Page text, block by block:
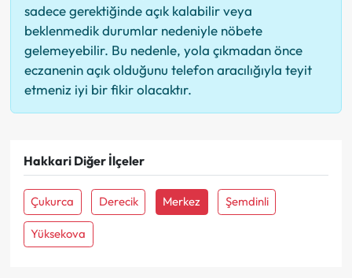
sadece gerektiğinde açık kalabilir veya
beklenmedik durumlar nedeniyle nöbete
gelemeyebilir. Bu nedenle, yola çıkmadan önce
eczanenin açık olduğunu telefon aracılığıyla teyit
etmeniz iyi bir fikir olacaktır.
Hakkari Diğer İlçeler
Çukurca Derecik Merkez Şemdinli
Yüksekova